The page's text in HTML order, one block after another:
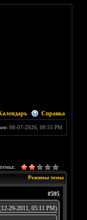
Справка
08-07-2026, 08:55 PM
Режимы темы
#595
29-2011, 05:11 PM)